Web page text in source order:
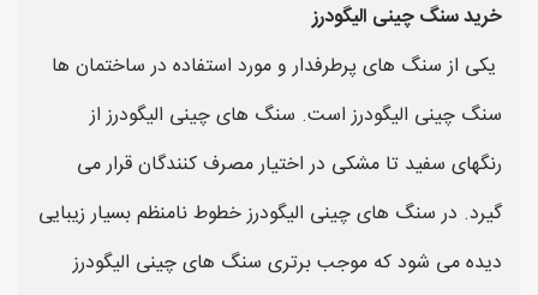
خرید سنگ چینی الیگودرز
یکی از سنگ های پرطرفدار و مورد استفاده در ساختمان ها
سنگ چینی الیگودرز است. سنگ های چینی الیگودرز از
رنگهای سفید تا مشکی در اختیار مصرف کنندگان قرار می
گیرد. در سنگ های چینی الیگودرز خطوط نامنظم بسیار زیبایی
دیده می شود که موجب برتری سنگ های چینی الیگودرز